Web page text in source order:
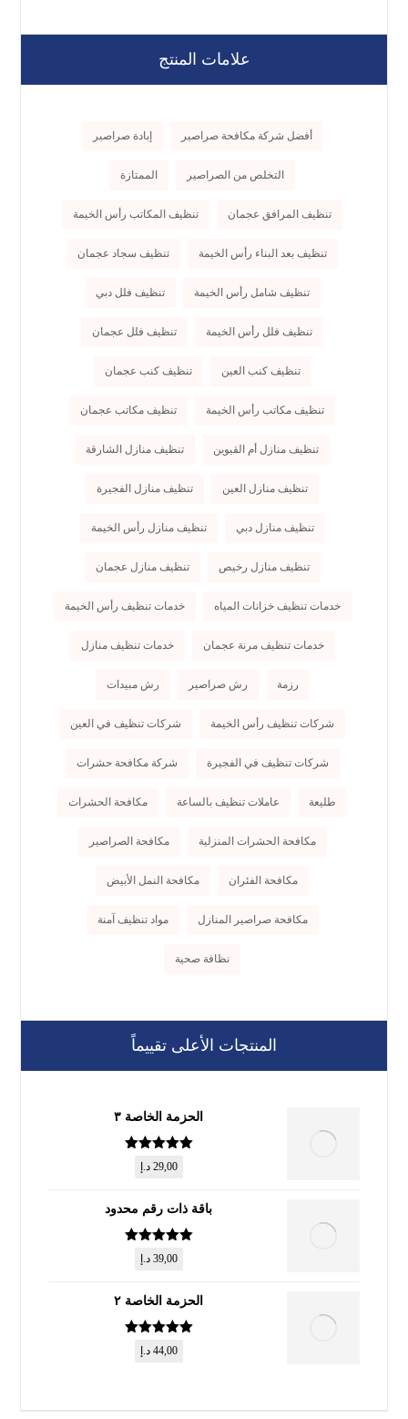
علامات المنتج
أفضل شركة مكافحة صراصير إبادة صراصير
التخلص من الصراصير الممتازة
تنظيف المرافق عجمان تنظيف المكاتب رأس الخيمة
تنظيف بعد البناء رأس الخيمة تنظيف سجاد عجمان
تنظيف شامل رأس الخيمة تنظيف فلل دبي
تنظيف فلل رأس الخيمة تنظيف فلل عجمان
تنظيف كنب العين تنظيف كنب عجمان
تنظيف مكاتب رأس الخيمة تنظيف مكاتب عجمان
تنظيف منازل أم القيوين تنظيف منازل الشارقة
تنظيف منازل العين تنظيف منازل الفجيرة
تنظيف منازل دبي تنظيف منازل رأس الخيمة
تنظيف منازل رخيص تنظيف منازل عجمان
خدمات تنظيف خزانات المياه خدمات تنظيف رأس الخيمة
خدمات تنظيف مرنة عجمان خدمات تنظيف منازل
رزمة رش صراصير رش مبيدات
شركات تنظيف رأس الخيمة شركات تنظيف في العين
شركات تنظيف في الفجيرة شركة مكافحة حشرات
طليعة عاملات تنظيف بالساعة مكافحة الحشرات
مكافحة الحشرات المنزلية مكافحة الصراصير
مكافحة الفئران مكافحة النمل الأبيض
مكافحة صراصير المنازل مواد تنظيف آمنة
نظافة صحية
المنتجات الأعلى تقييماً
الحزمة الخاصة ٣
تم التقييم
من 5
29,00 د.إ
باقة ذات رقم محدود
تم التقييم
من 5
39,00 د.إ
الحزمة الخاصة ٢
تم التقييم
من 5
44,00 د.إ